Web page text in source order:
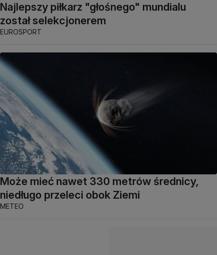
Najlepszy piłkarz "głośnego" mundialu
został selekcjonerem
EUROSPORT
Może mieć nawet 330 metrów średnicy,
niedługo przeleci obok Ziemi
METEO